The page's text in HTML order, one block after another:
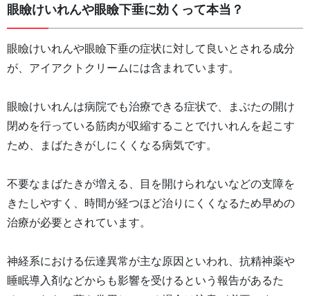
眼瞼けいれんや眼瞼下垂に効くって本当？
眼瞼けいれんや眼瞼下垂の症状に対して良いとされる成分
が、アイアクトクリームには含まれています。
眼瞼けいれんは病院でも治療できる症状で、まぶたの開け
閉めを行っている筋肉が収縮することでけいれんを起こす
ため、まばたきがしにくくなる病気です。
不要なまばたきが増える、目を開けられないなどの支障を
きたしやすく、時間が経つほど治りにくくなるため早めの
治療が必要とされています。
神経系における伝達異常が主な原因といわれ、抗精神薬や
睡眠導入剤などからも影響を受けるという報告があるた